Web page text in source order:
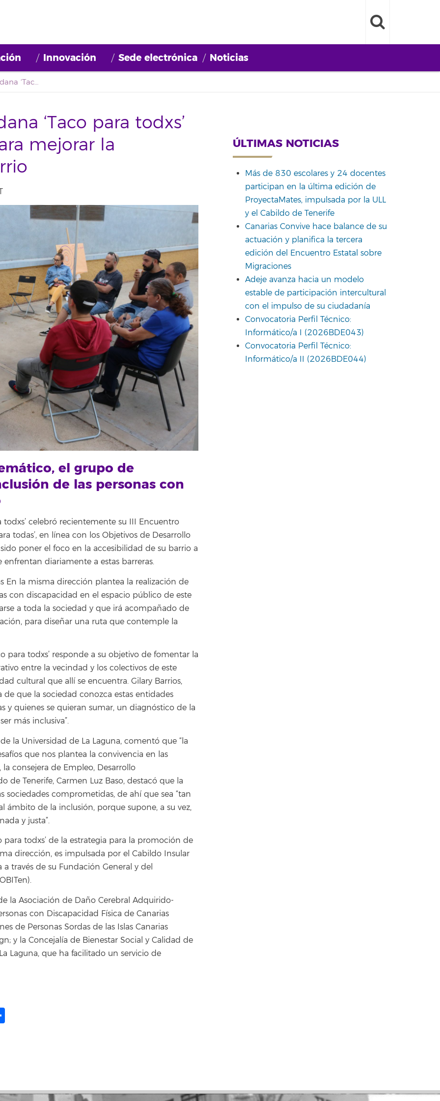
Innovación Sede electrónica Noticias
Participación Ciudadana ‘Taco para todxs’ propone una ruta para mejorar la accesibilidad del barrio
‘Taco para todxs’
mejorar la
el grupo de
de las personas con
celebró recientemente su III Encuentro
todas’, en línea con los Objetivos de Desarrollo
poner el foco en la accesibilidad de su barrio a
enfrentan diariamente a estas barreras.
En la misma dirección plantea la realización de
con discapacidad en el espacio público de este
a toda la sociedad y que irá acompañado de
para diseñar una ruta que contemple la
para todxs’ responde a su objetivo de fomentar la
entre la vecindad y los colectivos de este
cultural que allí se encuentra. Gilary Barrios,
que la sociedad conozca estas entidades
y quienes se quieran sumar, un diagnóstico de la
más inclusiva”.
la Universidad de La Laguna, comentó que “la
que nos plantea la convivencia en las
la consejera de Empleo, Desarrollo
de Tenerife, Carmen Luz Baso, destacó que la
sociedades comprometidas, de ahí que sea “tan
de la inclusión, porque supone, a su vez,
y justa”.
para todxs’ de la estrategia para la promoción de
dirección, es impulsada por el Cabildo Insular
través de su Fundación General y del
la Asociación de Daño Cerebral Adquirido-
con Discapacidad Física de Canarias
de Personas Sordas de las Islas Canarias
y la Concejalía de Bienestar Social y Calidad de
Laguna, que ha facilitado un servicio de
ÚLTIMAS NOTICIAS
Más de 830 escolares y 24 docentes
participan en la última edición de
ProyectaMates, impulsada por la ULL
y el Cabildo de Tenerife
Canarias Convive hace balance de su
actuación y planifica la tercera
edición del Encuentro Estatal sobre
Migraciones
Adeje avanza hacia un modelo
estable de participación intercultural
con el impulso de su ciudadanía
Convocatoria Perfil Técnico:
Informático/a I (2026BDE043)
Convocatoria Perfil Técnico:
Informático/a II (2026BDE044)